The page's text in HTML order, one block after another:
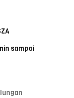
sampai